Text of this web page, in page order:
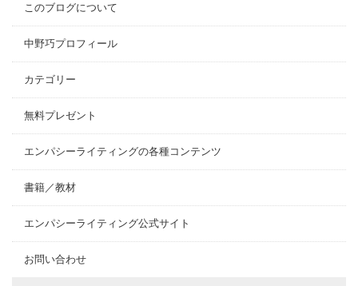
このブログについて
中野巧プロフィール
カテゴリー
無料プレゼント
エンパシーライティングの各種コンテンツ
書籍／教材
エンパシーライティング公式サイト
お問い合わせ